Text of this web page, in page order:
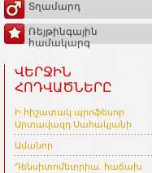
Տղամարդ
Ռեյթինգային
համակարգ
ՎԵՐՋԻՆ
ՀՈԴՎԱԾՆԵՐԸ
Ի հիշատակ պրոֆեսոր
Արտավազդ Սահակյանի
Ամանոր
Դենսիտոմետրիա. հաճախ